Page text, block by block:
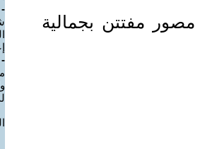
مفتتن بجمالية
-
-